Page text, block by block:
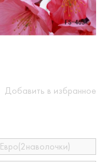
Добавить в избранное
Евро(2наволочки)